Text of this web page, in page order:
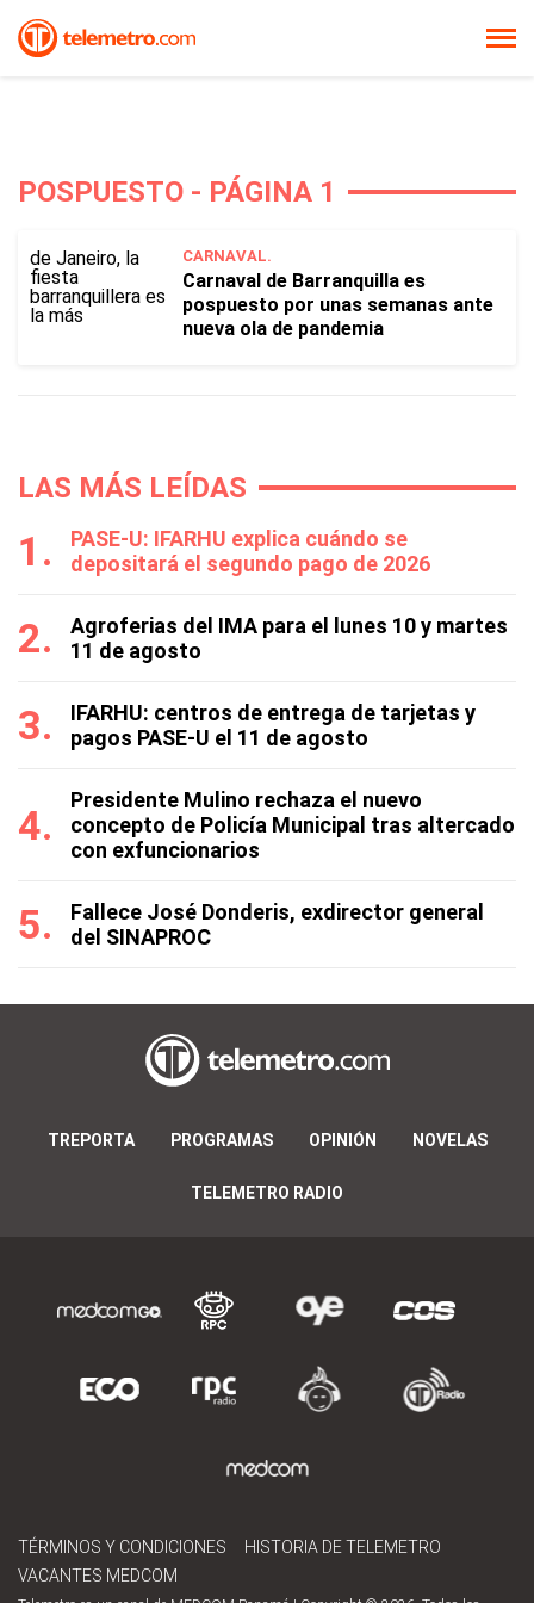
POSPUESTO - PÁGINA 1
CARNAVAL.
Carnaval de Barranquilla es
pospuesto por unas semanas ante
nueva ola de pandemia
LAS MÁS LEÍDAS
PASE-U: IFARHU explica cuándo se
depositará el segundo pago de 2026
Agroferias del IMA para el lunes 10 y martes
11 de agosto
IFARHU: centros de entrega de tarjetas y
pagos PASE-U el 11 de agosto
Presidente Mulino rechaza el nuevo
concepto de Policía Municipal tras altercado
con exfuncionarios
Fallece José Donderis, exdirector general
del SINAPROC
TREPORTA PROGRAMAS OPINIÓN NOVELAS
TELEMETRO RADIO
TÉRMINOS Y CONDICIONES
HISTORIA DE TELEMETRO
VACANTES MEDCOM